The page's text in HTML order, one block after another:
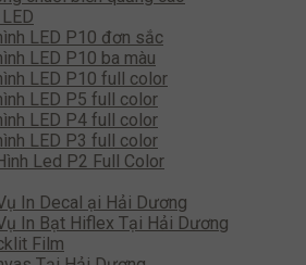
LED P10 đơn sắc
LED P10 ba màu
LED P10 full color
LED P5 full color
LED P4 full color
LED P3 full color
Led P2 Full Color
In Decal ại Hải Dương
In Bạt Hiflex Tại Hải Dương
Film